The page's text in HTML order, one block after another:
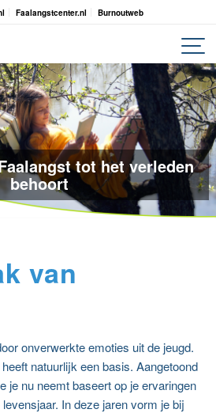
Faalangstcenter.nl Burnoutweb
tot het verleden
behoort
van
onverwerkte emoties uit de jeugd.
natuurlijk een basis. Aangetoond
je nu neemt baseert op je ervaringen
In deze jaren vorm je bij